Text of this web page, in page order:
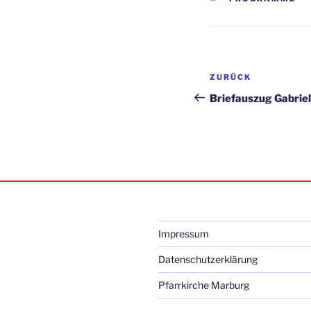
Vorheriger
Beitrag
ZURÜCK
Briefauszug
Impressum
Datenschutzerklärung
Pfarrkirche Marburg